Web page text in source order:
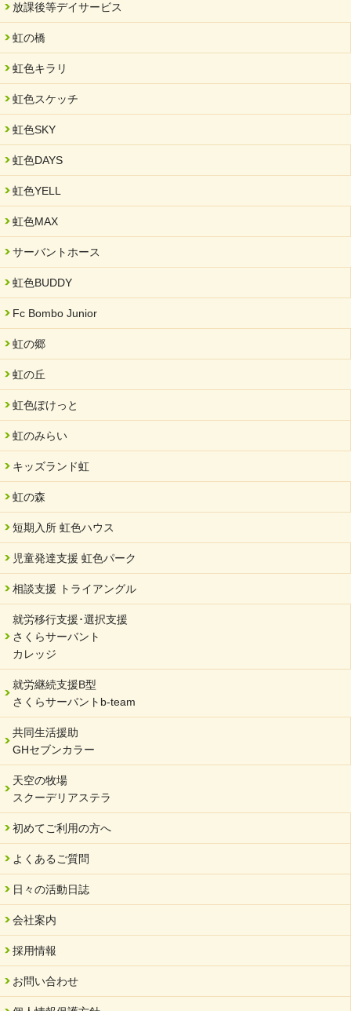
放課後等デイサービス
虹の橋
虹色キラリ
虹色スケッチ
虹色SKY
虹色DAYS
虹色YELL
虹色MAX
サーバントホース
虹色BUDDY
Fc Bombo Junior
虹の郷
虹の丘
虹色ぽけっと
虹のみらい
キッズランド虹
虹の森
短期入所 虹色ハウス
児童発達支援 虹色パーク
相談支援 トライアングル
就労移行支援･選択支援
さくらサーバント
カレッジ
就労継続支援B型
さくらサーバントb-team
共同生活援助
GHセブンカラー
天空の牧場
スクーデリアステラ
初めてご利用の方へ
よくあるご質問
日々の活動日誌
会社案内
採用情報
お問い合わせ